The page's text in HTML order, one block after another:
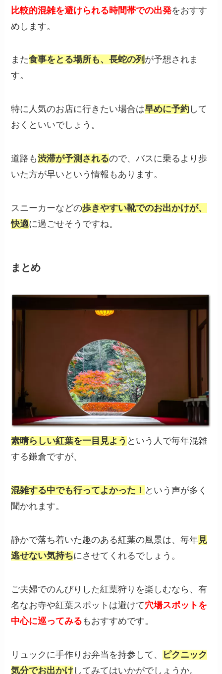
比較的混雑を避けられる時間帯での出発をおすす
めします。
また食事をとる場所も、長蛇の列 が予想されま
す。
特に人気のお店に行きたい場合は早めに予約 して
おくといいでしょう。
道路も渋滞が予測されるので、バスに乗るより歩
いた方が早いという情報もあります。
スニーカーなどの歩きやすい靴でのお出かけが、
快適に過ごせそうですね。
まとめ
素晴らしい紅葉を一目見よう という人で毎年混雑
する鎌倉ですが、
混雑する中でも行ってよかった！ という声が多く
聞かれます。
静かで落ち着いた趣のある紅葉の風景は、毎年見
逃せない気持ちにさせてくれるでしょう。
ご夫婦でのんびりした紅葉狩りを楽しむなら、有
名なお寺や紅葉スポットは避けて穴場スポットを
中心に巡ってみる もおすすめです。
リュックに手作りお弁当を持参して、
ピクニック
気分でお出かけ してみてはいかがでしょうか。